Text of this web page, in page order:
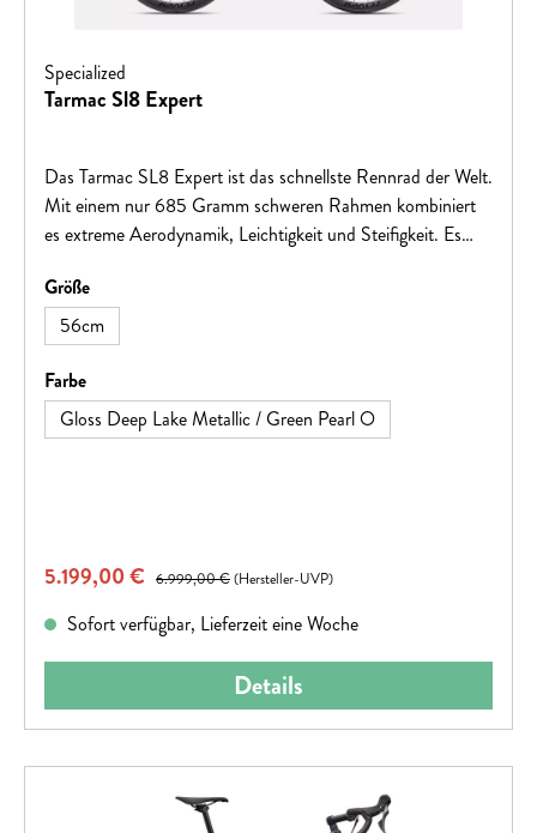
Specialized
Tarmac Sl8 Expert
Das Tarmac SL8 Expert ist das schnellste Rennrad der Welt.
Mit einem nur 685 Gramm schweren Rahmen kombiniert
es extreme Aerodynamik, Leichtigkeit und Steifigkeit. Es
genderneutral für alle Fahrergeeignet. Ausgestattet mit
SRAM Rival eTap AXS Gruppe und C38 Carbon
Laufradsatz, liefert es maximale Performance.
Größeauswählen
56cm
Farbeauswählen
Gloss Deep Lake Metallic / Green Pearl O
Verkaufspreis:
5.199,00 € Regulärer Preis:
6.999,00 €(Hersteller-UVP)
Sofort verfügbar, Lieferzeit eine Woche
Details